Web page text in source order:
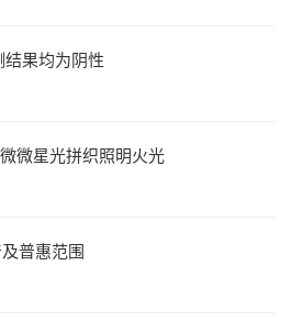
结果均为阴性
微星光拼织照明火光
普惠范围